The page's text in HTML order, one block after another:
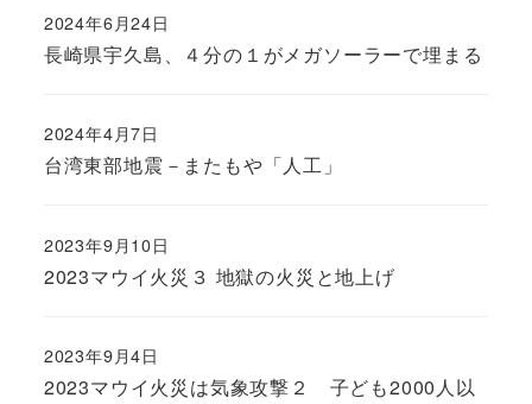
長崎県宇久島、４分の１がメガソーラーで埋まる
2024年6月24日
台湾東部地震－またもや「人工」
2024年4月7日
2023マウイ火災３ 地獄の火災と地上げ
2023年9月10日
2023マウイ火災は気象攻撃２ 子ども2000人以
2023年9月4日